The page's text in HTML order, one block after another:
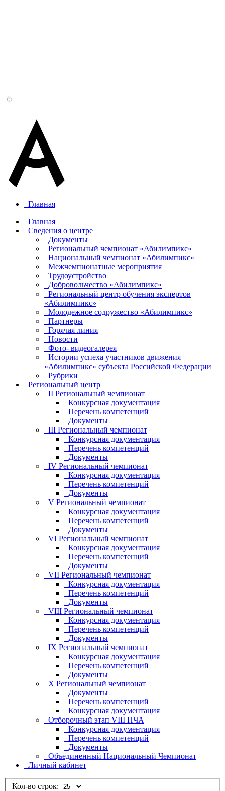
Главная
Главная
Сведения о центре
Документы
Региональный чемпионат «Абилимпикс»
Национальный чемпионат «Абилимпикс»
Межчемпионатные мероприятия
Трудоустройство
Добровольчество «Абилимпикс»
Региональный центр обучения экспертов
«Абилимпикс»
Молодежное содружество «Абилимпикс»
Партнеры
Горячая линия
Новости
Фото- видеогалерея
Истории успеха участников движения
«Абилимпикс» субъекта Российской Федерации
Рубрики
Региональный центр
II Региональный чемпионат
Конкурсная документация
Перечень компетенций
Документы
III Региональный чемпионат
Конкурсная документация
Перечень компетенций
Документы
IV Региональный чемпионат
Конкурсная документация
Перечень компетенций
Документы
V Региональный чемпионат
Конкурсная документация
Перечень компетенций
Документы
VI Региональный чемпионат
Конкурсная документация
Перечень компетенций
Документы
VII Региональный чемпионат
Конкурсная документация
Перечень компетенций
Документы
VIII Региональный чемпионат
Конкурсная документация
Перечень компетенций
Документы
IX Региональный чемпионат
Конкурсная документация
Перечень компетенций
Документы
Х Региональный чемпионат
Документы
Перечень компетенций
Конкурсная документация
Отборочный этап VIII НЧА
Конкурсная документация
Перечень компетенций
Документы
Объединенный Национальный Чемпионат
Личный кабинет
Кол-во строк: